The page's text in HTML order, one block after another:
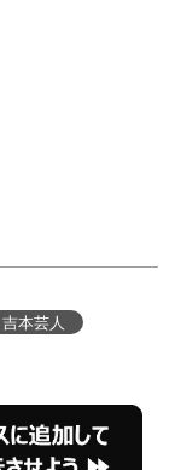
吉本芸人